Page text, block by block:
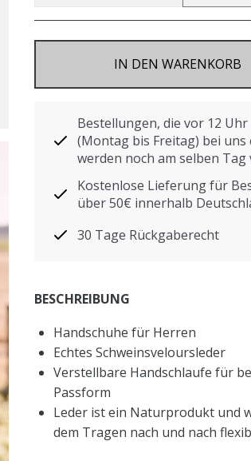
IN DEN WARENKORB
Bestellungen, die vor 12 Uhr
(Montag bis Freitag) bei uns
werden noch am selben Tag
Kostenlose Lieferung für
über 50€ innerhalb
30 Tage Rückgaberecht
BESCHREIBUNG
Handschuhe für Herren
Echtes Schweinsveloursleder
Verstellbare Handschlaufe für
Passform
Leder ist ein Naturprodukt und
dem Tragen nach und nach